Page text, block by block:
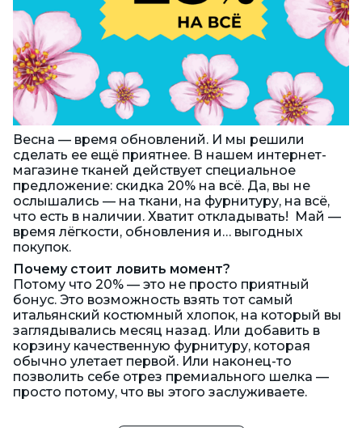
Весна — время обновлений. И мы решили
сделать ее ещё приятнее. В нашем интернет-
магазине тканей действует специальное
предложение: скидка 20% на всё. Да, вы не
ослышались — на ткани, на фурнитуру, на всё,
что есть в наличии. Хватит откладывать! Май —
время лёгкости, обновления и… выгодных
покупок.
Почему стоит ловить момент?
Потому что 20% — это не просто приятный
бонус. Это возможность взять тот самый
итальянский костюмный хлопок, на который вы
заглядывались месяц назад. Или добавить в
корзину качественную фурнитуру, которая
обычно улетает первой. Или наконец-то
позволить себе отрез премиального шелка —
просто потому, что вы этого заслуживаете.